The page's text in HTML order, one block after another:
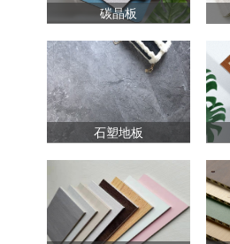
碳晶板
石塑地板